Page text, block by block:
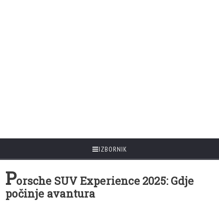
IZBORNIK
Porsche SUV Experience 2025: Gdje
počinje avantura